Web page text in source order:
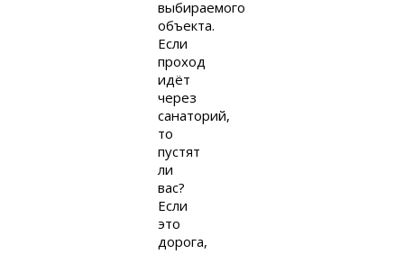
выбираемого
объекта.
Если
проход
идёт
через
санаторий,
то
пустят
ли
вас?
Если
это
дорога,